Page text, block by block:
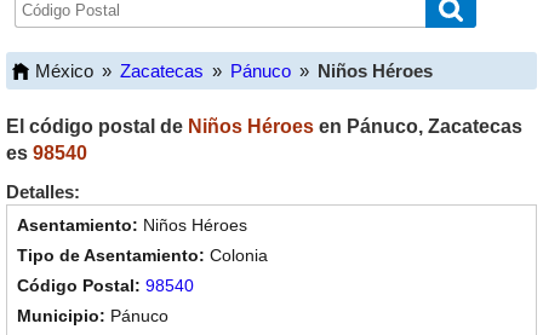
México » Zacatecas » Pánuco » Niños Héroes
El código postal de Niños Héroes en Pánuco, Zacatecas
es 98540
Detalles:
Niños Héroes
Colonia
98540
Pánuco